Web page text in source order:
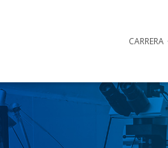
CARRERA